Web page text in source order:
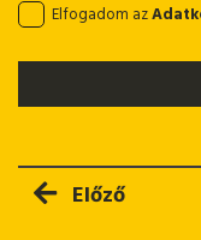
Elfogadom az
Előző cikk:
Előző